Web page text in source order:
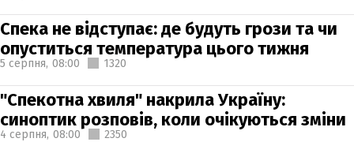
Спека не відступає: де будуть грози та чи
опуститься температура цього тижня
5 серпня, 08:00 1320
"Спекотна хвиля" накрила Україну:
синоптик розповів, коли очікуються зміни
4 серпня, 08:00 2350